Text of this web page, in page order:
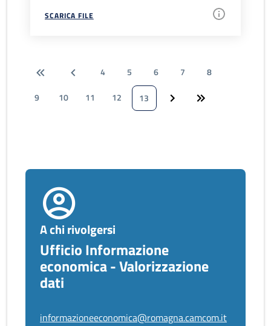
SCARICA FILE
4 5 6 7
8
9
10 11 12 13
A chi rivolgersi
Ufficio Informazione
economica - Valorizzazione
dati
informazioneeconomica@romagna.camcom.it